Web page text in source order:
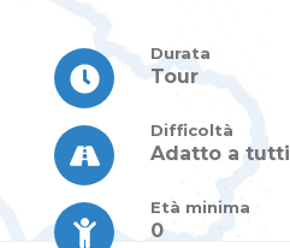
Durata
Tour
Difficoltà
Adatto a tutti
Età minima
0